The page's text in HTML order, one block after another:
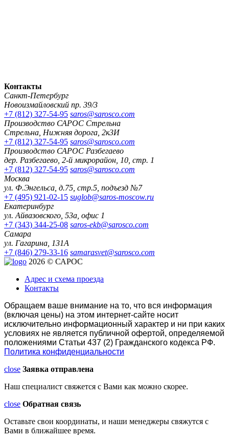
Контакты
Санкт-Петербург
Новоизмайловский пр. 39/3
+7 (812) 327-54-95 saros@sarosco.com
Производство САРОС Стрельна
Стрельна, Нижняя дорога, 2к3И
+7 (812) 327-54-95 saros@sarosco.com
Производство САРОС Разбегаево
дер. Разбегаево, 2-й микрорайон, 10, стр. 1
+7 (812) 327-54-95 saros@sarosco.com
Москва
ул. Ф.Энгельса, д.75, стр.5, подъезд №7
+7 (495) 921-02-15 suglob@saros-moscow.ru
Екатеринбург
ул. Айвазовского, 53а, офис 1
+7 (343) 344-25-08 saros-ekb@sarosco.com
Самара
ул. Гагарина, 131А
+7 (846) 279-33-16 samarasvet@sarosco.com
2026 © САРОС
Адрес и схема проезда
Контакты
Обращаем ваше внимание на то, что вся информация
(включая цены) на этом интернет-сайте носит
исключительно информационный характер и ни при каких
условиях не является публичной офертой, определяемой
положениями Статьи 437 (2) Гражданского кодекса РФ.
Политика конфиденциальности
close Заявка отправлена
Наш специалист свяжется с Вами как можно скорее.
close Обратная связь
Оставьте свои координаты, и наши менеджеры свяжутся с
Вами в ближайшее время.